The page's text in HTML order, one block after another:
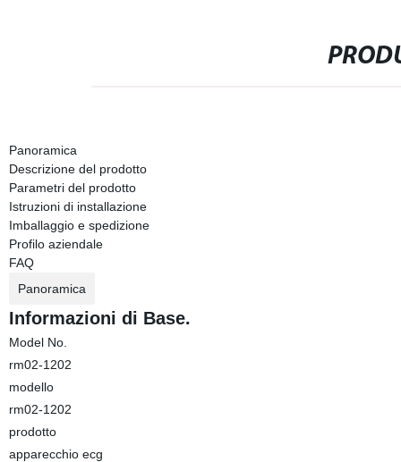
Panoramica
Descrizione del prodotto
Parametri del prodotto
Istruzioni di installazione
Imballaggio e spedizione
Profilo aziendale
FAQ
Panoramica
Informazioni di Base.
Model No.
rm02-1202
modello
rm02-1202
prodotto
apparecchio ecg